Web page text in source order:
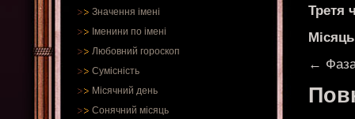
Значення імені
Іменини по імені
Любовний гороскоп
Сумісність
Місячний день
Сонячний місяць
Третя
Місяць
← Фаза